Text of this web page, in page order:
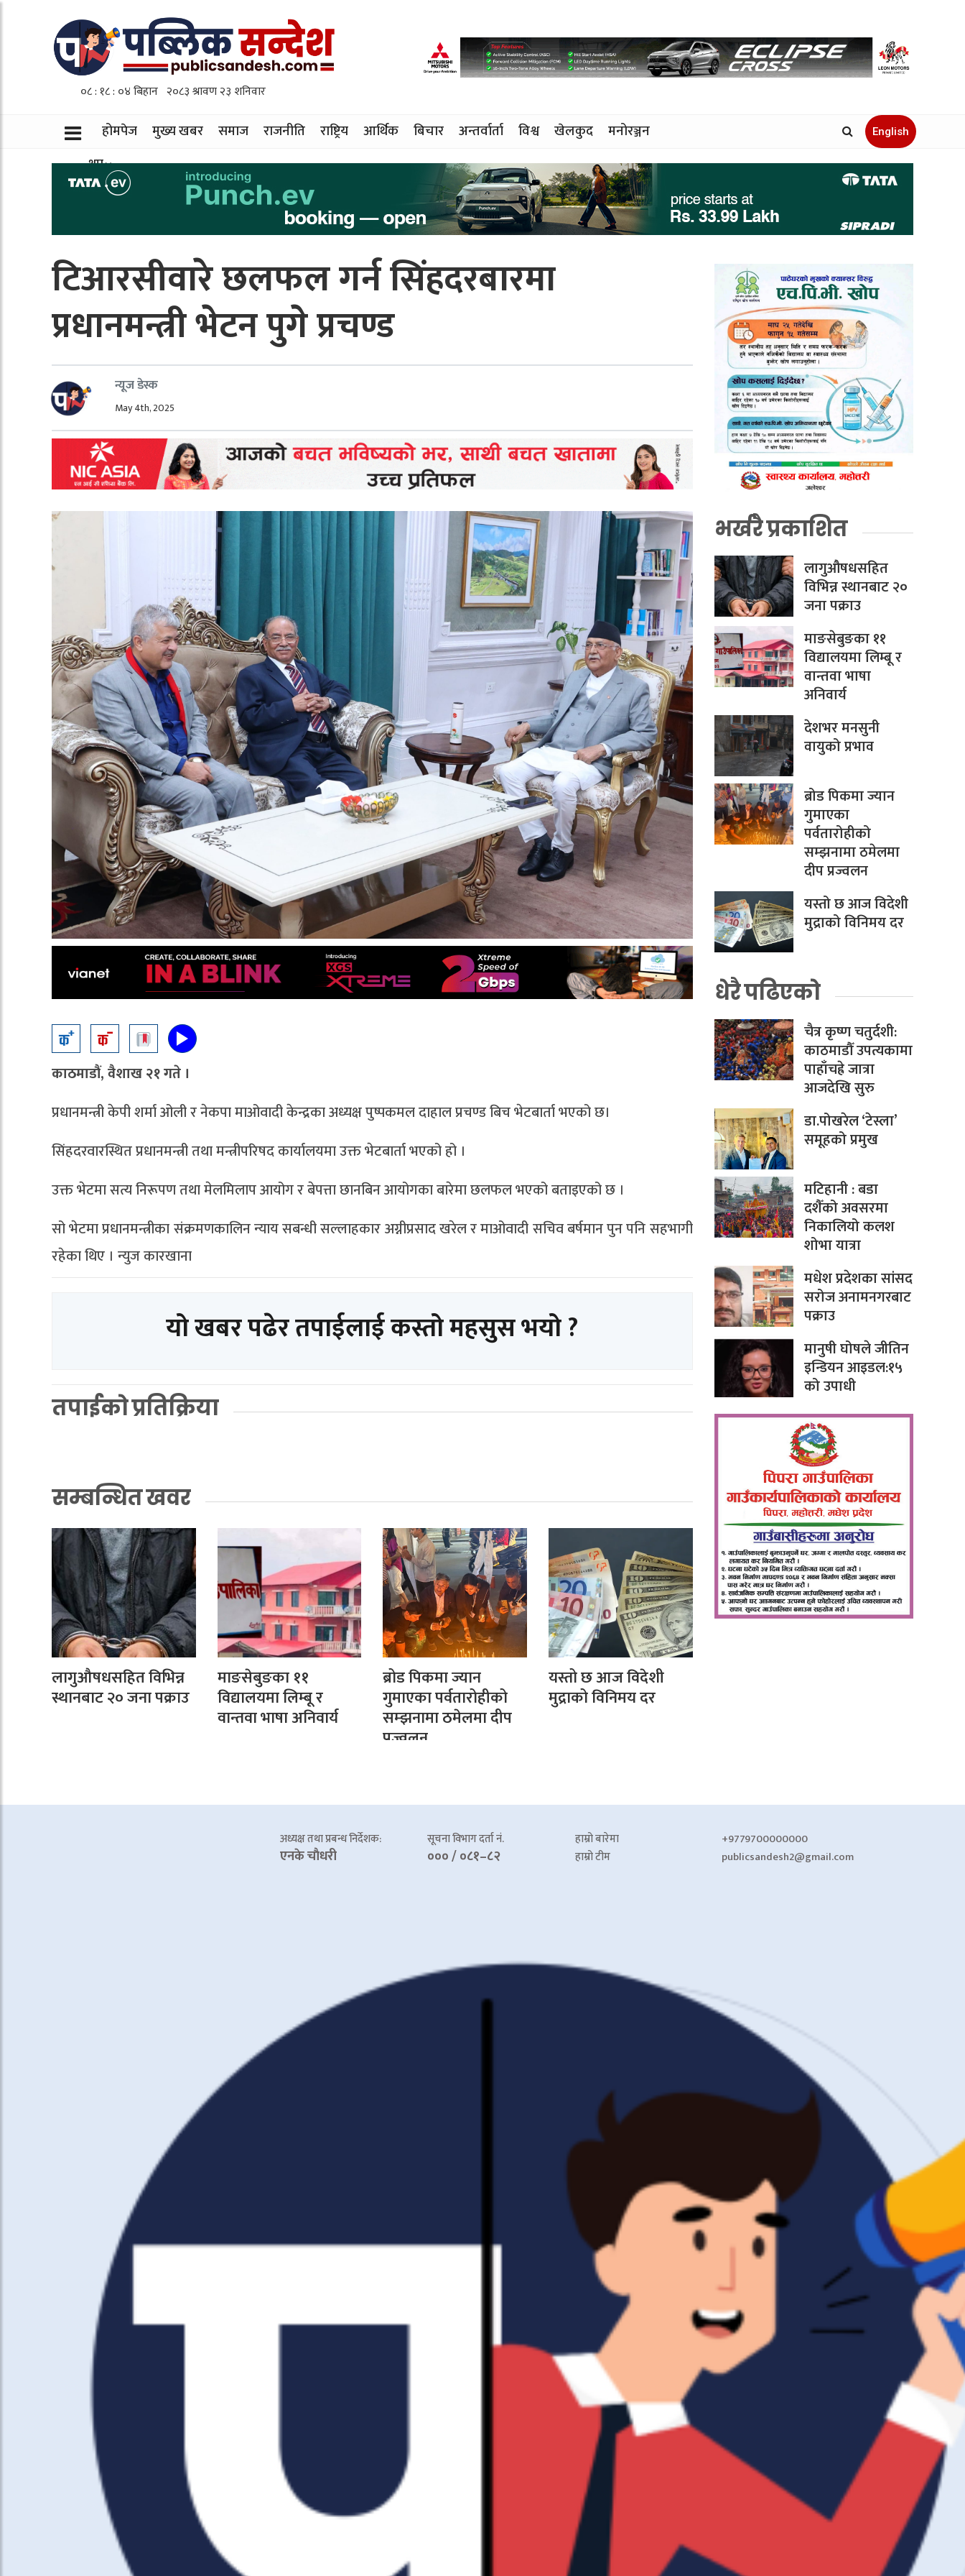
होमपेज मुख्य खबर समाज राजनीति राष्ट्रिय आर्थिक बिचार अन्तर्वार्ता विश्व खेलकुद
मनोरञ्जन
थप
English
टिआरसीवारे छलफल गर्न सिंहदरबारमा
प्रधानमन्त्री भेटन पुगे प्रचण्ड
न्यूज डेस्क
May 4th, 2025
काठमाडौं, वैशाख २१ गते ।
प्रधानमन्त्री केपी शर्मा ओली र नेकपा माओवादी केन्द्रका अध्यक्ष पुष्पकमल दाहाल प्रचण्ड बिच भेटबार्ता भएको छ।
सिंहदरवारस्थित प्रधानमन्त्री तथा मन्त्रीपरिषद कार्यालयमा उक्त भेटबार्ता भएको हो ।
उक्त भेटमा सत्य निरूपण तथा मेलमिलाप आयोग र बेपत्ता छानबिन आयोगका बारेमा छलफल भएको बताइएको छ ।
सो भेटमा प्रधानमन्त्रीका संक्रमणकालिन न्याय सबन्धी सल्लाहकार अग्नीप्रसाद खरेल र माओवादी सचिव बर्षमान पुन पनि सहभागी
रहेका थिए । न्युज कारखाना
यो खबर पढेर तपाईलाई कस्तो महसुस भयो ?
तपाईको प्रतिक्रिया
सम्बन्धित खवर
लागुऔषधसहित विभिन्न
स्थानबाट २० जना पक्राउ
माङसेबुङका ११
विद्यालयमा लिम्बू र
वान्तवा भाषा अनिवार्य
ब्रोड पिकमा ज्यान
गुमाएका पर्वतारोहीको
सम्झनामा ठमेलमा दीप
प्रज्वलन
यस्तो छ आज विदेशी
मुद्राको विनिमय दर
भर्खरै प्रकाशित
लागुऔषधसहित
विभिन्न स्थानबाट २०
जना पक्राउ
माङसेबुङका ११
विद्यालयमा लिम्बू र
वान्तवा भाषा
अनिवार्य
देशभर मनसुनी
वायुको प्रभाव
ब्रोड पिकमा ज्यान
गुमाएका
पर्वतारोहीको
सम्झनामा ठमेलमा
दीप प्रज्वलन
यस्तो छ आज विदेशी
मुद्राको विनिमय दर
धेरै पढिएको
चैत्र कृष्ण चतुर्दशी:
काठमाडौँ उपत्यकामा
पाहाँचह्रे जात्रा
आजदेखि सुरु
डा.पोखरेल ‘टेस्ला’
समूहको प्रमुख
मटिहानी : बडा
दशैँको अवसरमा
निकालियो कलश
शोभा यात्रा
मधेश प्रदेशका सांसद
सरोज अनामनगरबाट
पक्राउ
मानुषी घोषले जीतिन
इन्डियन आइडल:१५
को उपाधी
अध्यक्ष तथा प्रबन्ध निर्देशक:
एनके चाैधरी
सूचना विभाग दर्ता नं.
००० / ०८१–८२
हाम्रो बारेमा
हाम्रो टीम
+9779700000000
publicsandesh2@gmail.com